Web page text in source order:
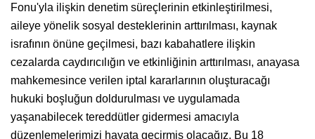
Fonu'yla ilişkin denetim süreçlerinin etkinleştirilmesi,
aileye yönelik sosyal desteklerinin arttırılması, kaynak
israfının önüne geçilmesi, bazı kabahatlere ilişkin
cezalarda caydırıcılığın ve etkinliğinin arttırılması, anayasa
mahkemesince verilen iptal kararlarının oluşturacağı
hukuki boşluğun doldurulması ve uygulamada
yaşanabilecek tereddütler gidermesi amacıyla
düzenlemelerimizi hayata geçirmiş olacağız. Bu 18